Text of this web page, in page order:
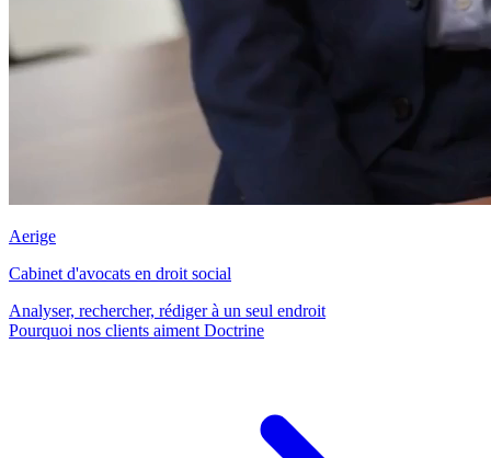
Aerige
Cabinet d'avocats en droit social
Analyser, rechercher, rédiger à un seul endroit
Pourquoi nos clients aiment Doctrine